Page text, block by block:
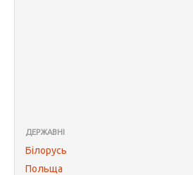
ДЕРЖАВНІ
Білорусь
Польща